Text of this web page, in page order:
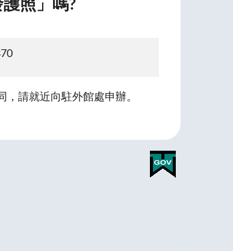
照」嗎?
請就近向駐外館處申辦。